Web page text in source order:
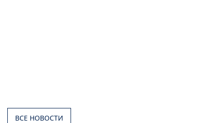
ВСЕ НОВОСТИ